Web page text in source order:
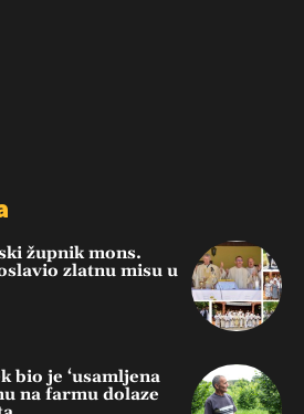
župnik mons.
zlatnu misu u
bio je ‘usamljena
na farmu dolaze